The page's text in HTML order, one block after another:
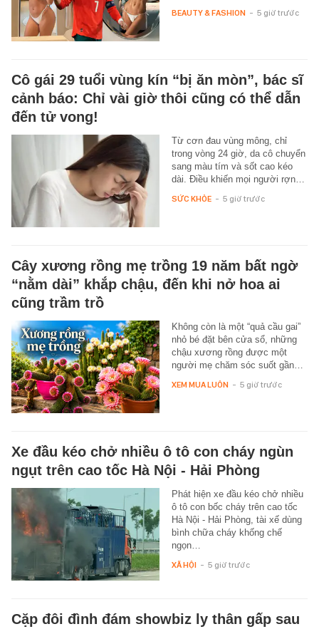
BEAUTY & FASHION - 5 giờ trước
Cô gái 29 tuổi vùng kín “bị ăn mòn”, bác sĩ
cảnh báo: Chỉ vài giờ thôi cũng có thể dẫn
đến tử vong!
Từ cơn đau vùng mông, chỉ
trong vòng 24 giờ, da cô chuyển
sang màu tím và sốt cao kéo
dài. Điều khiến mọi người rợn…
SỨC KHỎE - 5 giờ trước
Cây xương rồng mẹ trồng 19 năm bất ngờ
“nằm dài” khắp chậu, đến khi nở hoa ai
cũng trầm trồ
Không còn là một “quả cầu gai”
nhỏ bé đặt bên cửa sổ, những
chậu xương rồng được một
người mẹ chăm sóc suốt gần…
XEM MUA LUÔN - 5 giờ trước
Xe đầu kéo chở nhiều ô tô con cháy ngùn
ngụt trên cao tốc Hà Nội - Hải Phòng
Phát hiện xe đầu kéo chở nhiều
ô tô con bốc cháy trên cao tốc
Hà Nội - Hải Phòng, tài xế dùng
bình chữa cháy khống chế
ngọn…
XÃ HỘI - 5 giờ trước
Cặp đôi đình đám showbiz ly thân gấp sau